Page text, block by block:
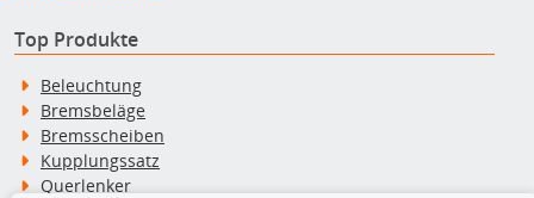
Top Produkte
Beleuchtung
Bremsbeläge
Bremsscheiben
Kupplungssatz
Querlenker